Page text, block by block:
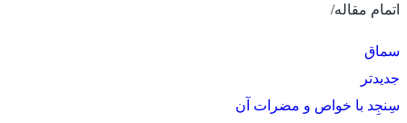
اتمام مقاله/
سماق
جدیدتر
سِنجِد با خواص و مضرات آن